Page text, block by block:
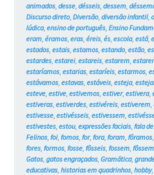
animados, desse, désseis, dessem,
Discurso direto, Diversão, diversão infantil,
lúdica, ensino de português, Ensino
eram, éramos, eras, éreis, és, escola, está,
estados, estais, estamos, estando, estão,
estardes, estarei, estareis, estarem,
estaríamos, estarias, estaríeis, estarmos,
estávamos, estavas, estáveis, esteja,
esteve, estive, estivemos, estiver, estivera,
estiveras, estiverdes, estivéreis, estiverem,
estivesse, estivésseis, estivessem,
estivestes, estou, expressões faciais, fala
Felinos, foi, fomos, for, fora, foram, fôramos,
fores, formos, fosse, fôsseis, fossem,
Gatos, gatos engraçados, Gramática,
educativas, historias em quadrinhos, hobby,